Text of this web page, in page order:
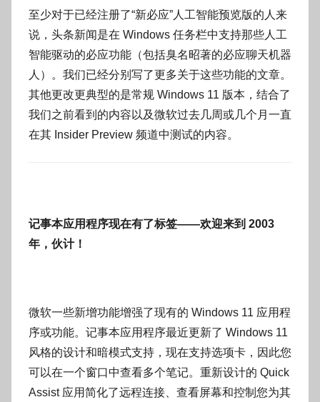
至少对于已经注册了“新必应”人工智能预览版的人来
说，头条新闻是在 Windows 任务栏中支持那些人工
智能驱动的必应功能（包括臭名昭著的必应聊天机器
人）。我们已经分别写了更多关于这些功能的文章。
其他更改更典型的是常规 Windows 11 版本，结合了
我们之前看到的内容以及微软过去几周或几个月一直
在其 Insider Preview 频道中测试的内容。
记事本应用程序现在有了标签——欢迎来到 2003
年，伙计！
微软一些新增功能增强了现有的 Windows 11 应用程
序或功能。记事本应用程序最近更新了 Windows 11
风格的设计和暗模式支持，现在支持选项卡，因此您
可以在一个窗口中查看多个笔记。重新设计的 Quick
Assist 应用简化了远程连接、查看屏幕和控制您为其